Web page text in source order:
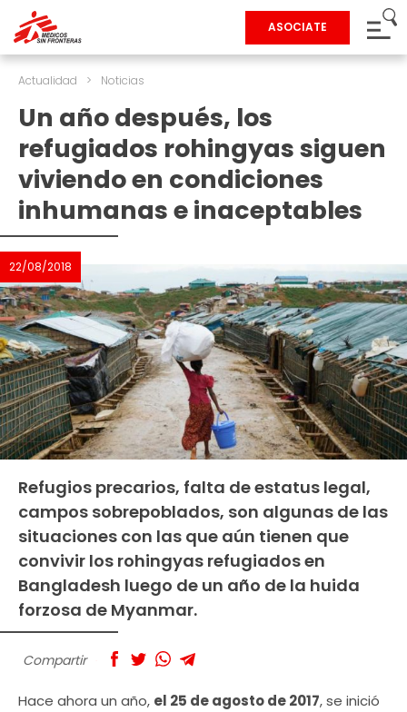
ASOCIATE
Actualidad > Noticias
Un año después, los
refugiados rohingyas siguen
viviendo en condiciones
inhumanas e inaceptables
22/08/2018
Refugios precarios, falta de estatus legal,
campos sobrepoblados, son algunas de las
situaciones con las que aún tienen que
convivir los rohingyas refugiados en
Bangladesh luego de un año de la huida
forzosa de Myanmar.
Compartir
Hace ahora un año, el 25 de agosto de 2017, se inició